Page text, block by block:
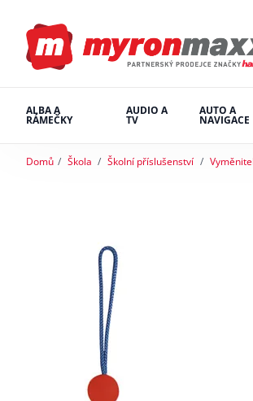
ALBA A
RÁMEČKY
AUDIO A
TV
AUTO A
NAVIGACE
Domů Škola Školní příslušenství